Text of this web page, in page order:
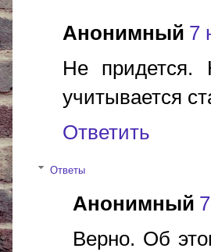
Анонимный 7
Не придется.
учитывается
Ответить
Ответы
Анонимный
Верно. Об